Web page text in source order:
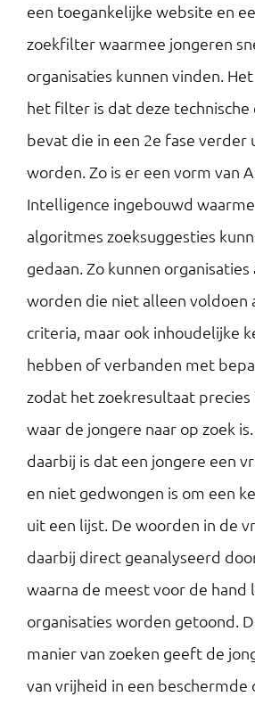
een toegankelijke website en
zoekfilter waarmee jongeren
organisaties kunnen vinden.
het filter is dat deze
bevat die in een 2e fase
worden. Zo is er een vorm van
Intelligence ingebouwd
algoritmes zoeksuggesties
gedaan. Zo kunnen
worden die niet alleen voldoen
criteria, maar ook inhoudelijke
hebben of verbanden met
zodat het zoekresultaat
waar de jongere naar op zoek
daarbij is dat een jongere een
en niet gedwongen is om een
uit een lijst. De woorden in de
daarbij direct geanalyseerd
waarna de meest voor de hand
organisaties worden getoond.
manier van zoeken geeft de
van vrijheid in een beschermde